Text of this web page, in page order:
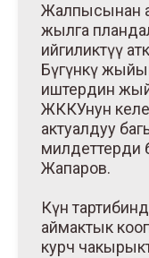
Жалпысынан
жылга
ийгиликтүү
Бүгүнкү
иштердин
ЖККУнун
актуалдуу
милдеттерди
Жапаров.
Күн
аймактык
курч